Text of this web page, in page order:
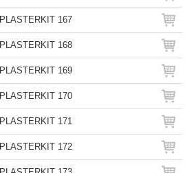
PLASTERKIT 167
PLASTERKIT 168
PLASTERKIT 169
PLASTERKIT 170
PLASTERKIT 171
PLASTERKIT 172